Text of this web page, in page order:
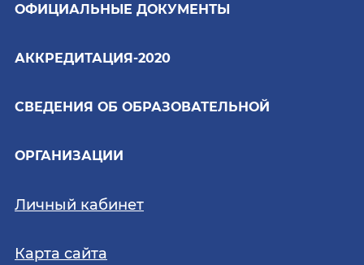
ОФИЦИАЛЬНЫЕ ДОКУМЕНТЫ
АККРЕДИТАЦИЯ-2020
СВЕДЕНИЯ ОБ ОБРАЗОВАТЕЛЬНОЙ
ОРГАНИЗАЦИИ
Личный кабинет
Карта сайта